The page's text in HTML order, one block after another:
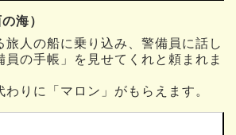
海）
旅人の船に乗り込み、警備員に話し
員の手帳」を見せてくれと頼まれま
りに「マロン」がもらえます。